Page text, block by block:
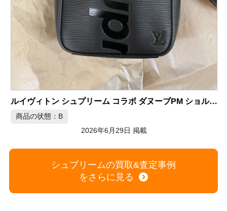
ルイヴィトン シュプリーム コラボ ダヌーブPM ショルダーバッグ
商品の状態：B
2026年6月29日 掲載
シュプリームの買取&査定事例
をさらに見る